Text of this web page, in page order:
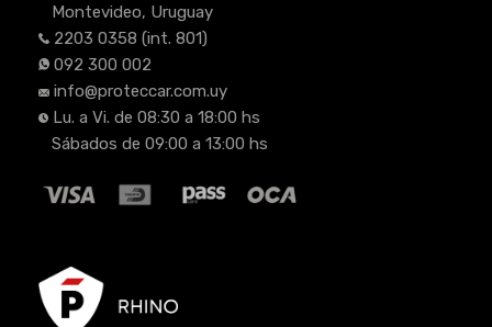
Montevideo, Uruguay
2203 0358 (int. 801)
092 300 002
info@proteccar.com.uy
Lu. a Vi. de 08:30 a 18:00 hs
Sábados de 09:00 a 13:00 hs